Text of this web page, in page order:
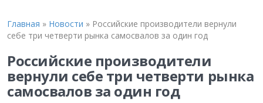
Главная » Новости » Российские производители вернули
себе три четверти рынка самосвалов за один год
Российские производители
вернули себе три четверти рынка
самосвалов за один год